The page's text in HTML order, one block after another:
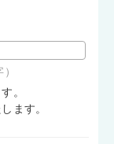
。
ます。